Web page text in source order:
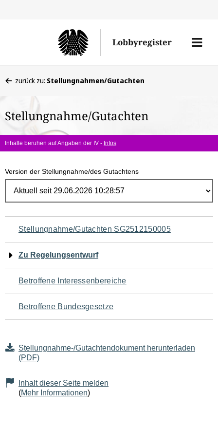
Lobbyregister
Menü
befinden
hier:
zurück zu: Stellungnahmen/Gutachten
Stellungnahme/Gutachten
Inhalte beruhen auf Angaben der IV - Infos
Version der Stellungnahme/des Gutachtens
Navigation
für
den
Seiteninhalt
Stellungnahme/Gutachten SG2512150005
Zu Regelungsentwurf
Betroffene Interessenbereiche
Betroffene Bundesgesetze
Stellungnahme-/Gutachtendokument herunterladen
(PDF)
Inhalt dieser Seite melden
(Mehr Informationen)